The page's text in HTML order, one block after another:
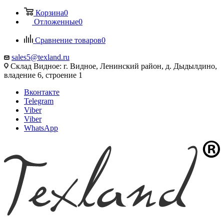
Корзина0
Отложенные0
Сравнение товаров0
sales5@texland.ru
Склад Видное: г. Видное, Ленинский район, д. Дыдылдино,
владение 6, строение 1
Вконтакте
Telegram
Viber
Viber
WhatsApp